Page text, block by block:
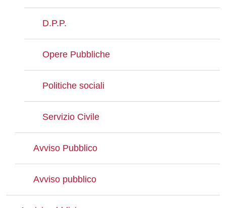
D.P.P.
Opere Pubbliche
Politiche sociali
Servizio Civile
Avviso Pubblico
Avviso pubblico